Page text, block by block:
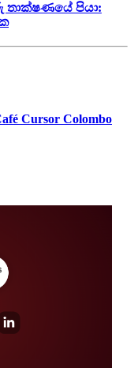
තාක්ෂණයේ පියා:
Cursor Colombo